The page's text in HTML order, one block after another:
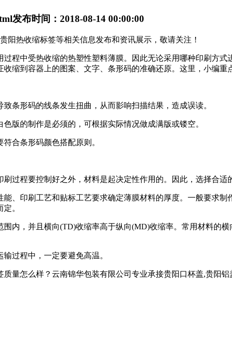
发布时间：2018-08-14 00:00:00
阳热收缩标签等相关信息发布和资讯展示，敬请关注！
程中受热收缩的热塑性塑料薄膜。因此无论采用哪种印刷方
缩到容器上的图案、文字、条形码的准确还原。这里，小编重
条形码的线条发生扭曲，从而影响扫描结果，造成误读。
版的制作是必须的，可根据实际情况做成满版或镂空。
合条形码颜色搭配原则。
过程要控制好之外，材料是起决定性作用的。因此，选择合适
、印刷工艺和贴标工艺要求确定薄膜材料的厚度。一般要求制
。
内，并且横向(TD)收缩率高于纵向(MD)收缩率。常用材料的横
过程中，一定要避免高温。
量怎么样？云南锦华包装有限公司专业承接贵阳口杯盖,贵阳铝